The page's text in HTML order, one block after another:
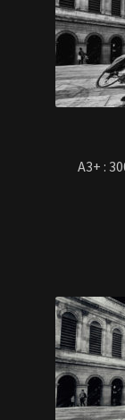
A3+ :